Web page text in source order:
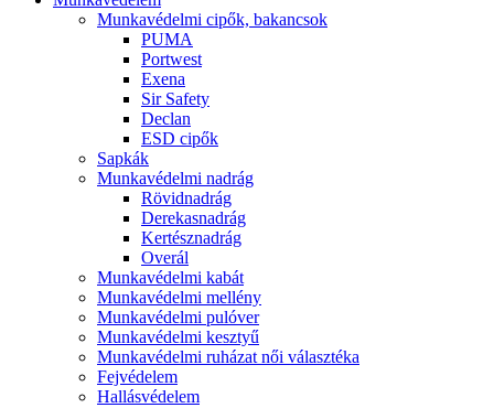
Munkavédelmi cipők, bakancsok
PUMA
Portwest
Exena
Sir Safety
Declan
ESD cipők
Sapkák
Munkavédelmi nadrág
Rövidnadrág
Derekasnadrág
Kertésznadrág
Overál
Munkavédelmi kabát
Munkavédelmi mellény
Munkavédelmi pulóver
Munkavédelmi kesztyű
Munkavédelmi ruházat női választéka
Fejvédelem
Hallásvédelem